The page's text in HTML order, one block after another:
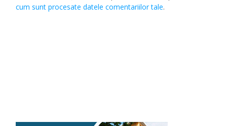
cum sunt procesate datele comentariilor tale.